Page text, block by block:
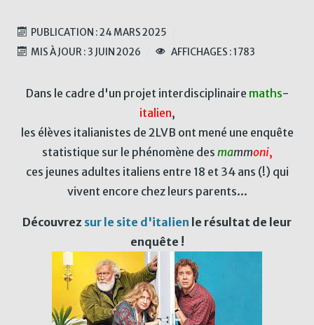
PUBLICATION : 24 MARS 2025
MIS À JOUR : 3 JUIN 2026
AFFICHAGES : 1783
Dans le cadre d'un projet interdisciplinaire maths-
italien,
les élèves italianistes de 2LVB ont mené une enquête
statistique sur le phénomène des mammoni,
ces jeunes adultes italiens entre 18 et 34 ans (!) qui
vivent encore chez leurs parents...
Découvrez sur le site d'italien le résultat de leur
enquête !